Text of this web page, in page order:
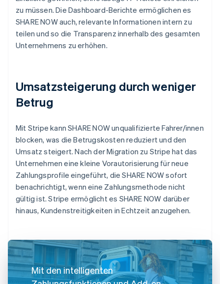
zu müssen. Die Dashboard-Berichte ermöglichen es
SHARE NOW auch, relevante Informationen intern zu
teilen und so die Transparenz innerhalb des gesamten
Unternehmens zu erhöhen.
Umsatzsteigerung durch weniger
Betrug
Mit Stripe kann SHARE NOW unqualifizierte Fahrer/innen
blocken, was die Betrugskosten reduziert und den
Umsatz steigert. Nach der Migration zu Stripe hat das
Unternehmen eine kleine Vorautorisierung für neue
Zahlungsprofile eingeführt, die SHARE NOW sofort
benachrichtigt, wenn eine Zahlungsmethode nicht
gültig ist. Stripe ermöglicht es SHARE NOW darüber
hinaus, Kundenstreitigkeiten in Echtzeit anzugehen.
Mit den intelligenten